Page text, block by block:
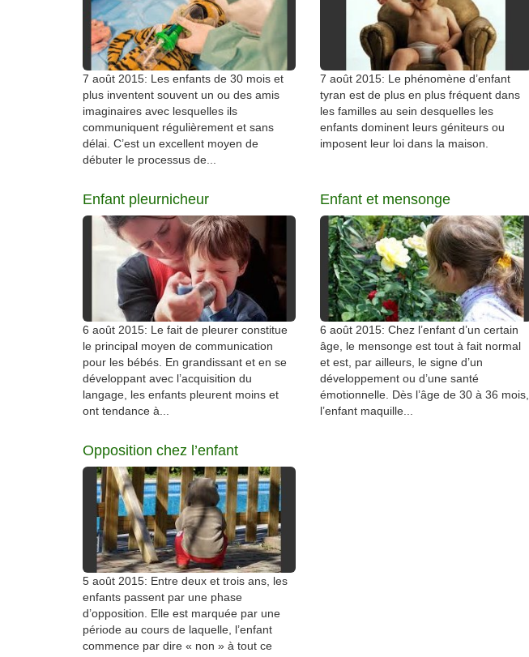
7 août 2015: Les enfants de 30 mois et
plus inventent souvent un ou des amis
imaginaires avec lesquelles ils
communiquent régulièrement et sans
délai. C’est un excellent moyen de
débuter le processus de...
7 août 2015: Le phénomène d’enfant
tyran est de plus en plus fréquent dans
les familles au sein desquelles les
enfants dominent leurs géniteurs ou
imposent leur loi dans la maison.
Enfant pleurnicheur
6 août 2015: Le fait de pleurer constitue
le principal moyen de communication
pour les bébés. En grandissant et en se
développant avec l’acquisition du
langage, les enfants pleurent moins et
ont tendance à...
Enfant et mensonge
6 août 2015: Chez l’enfant d’un certain
âge, le mensonge est tout à fait normal
et est, par ailleurs, le signe d’un
développement ou d’une santé
émotionnelle. Dès l’âge de 30 à 36 mois,
l’enfant maquille...
Opposition chez l’enfant
5 août 2015: Entre deux et trois ans, les
enfants passent par une phase
d’opposition. Elle est marquée par une
période au cours de laquelle, l’enfant
commence par dire « non » à tout ce